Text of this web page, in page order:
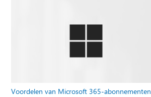
Voordelen van Microsoft 365-abonnementen